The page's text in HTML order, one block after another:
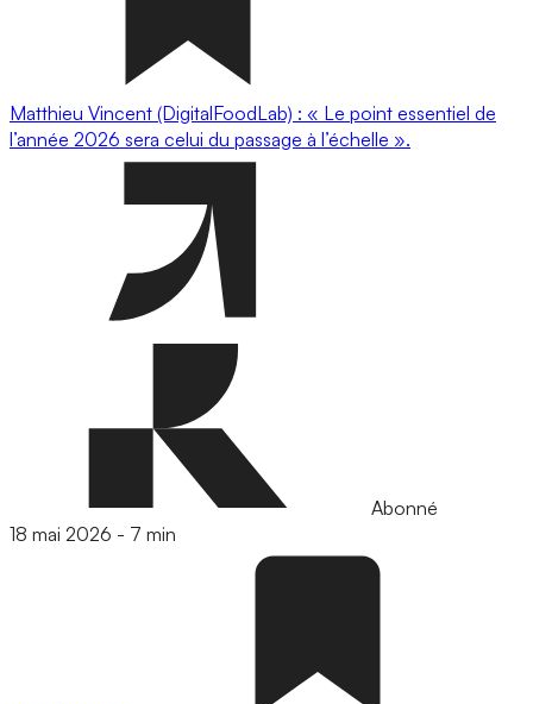
Matthieu Vincent (DigitalFoodLab) : « Le point essentiel de
l’année 2026 sera celui du passage à l’échelle ».
Abonné
18 mai 2026 - 7 min